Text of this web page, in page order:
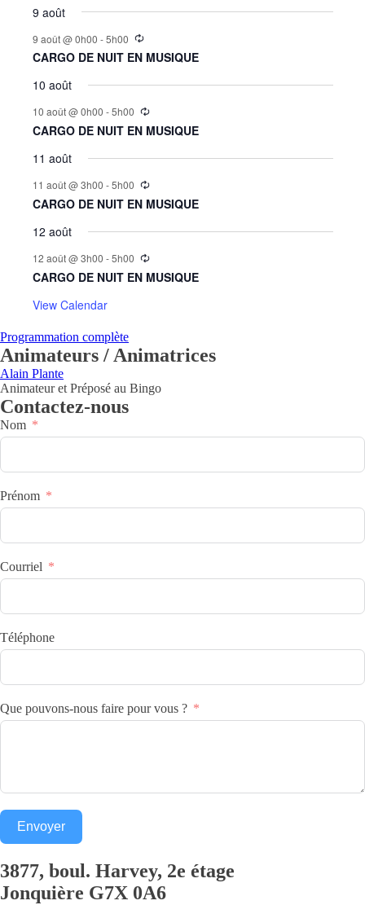
9 août
9 août @ 0h00 -5h00
CARGO DE NUIT EN MUSIQUE
10 août
10 août @ 0h00 -5h00
CARGO DE NUIT EN MUSIQUE
11 août
11 août @ 3h00 -5h00
CARGO DE NUIT EN MUSIQUE
12 août
12 août @ 3h00 -5h00
CARGO DE NUIT EN MUSIQUE
View Calendar
Programmation complète
Animateurs / Animatrices
Alain Plante
Animateur et Préposé au Bingo
Contactez-nous
Nom
Prénom
Courriel
Téléphone
Que pouvons-nous faire pour vous ?
Envoyer
3877, boul. Harvey, 2e étage
Jonquière G7X 0A6